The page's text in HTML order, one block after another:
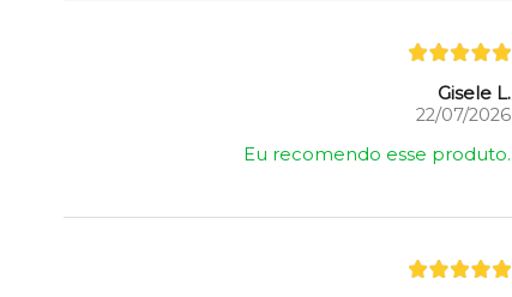
Gisele L.
22/07/2026
Eu recomendo esse produto.